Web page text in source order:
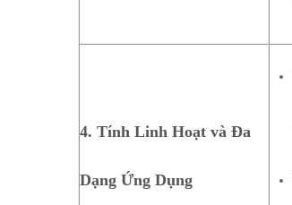
4. Tính Linh Hoạt và Đa
Dạng Ứng Dụng